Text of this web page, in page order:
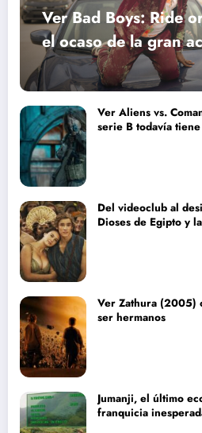
Ver Bad Boys: Ride
el ocaso de la gran
Ver Aliens vs.
serie B todavía
Del videoclub al
Dioses de Egipto y
Ver Zathura (2005)
ser hermanos
Jumanji, el último
franquicia